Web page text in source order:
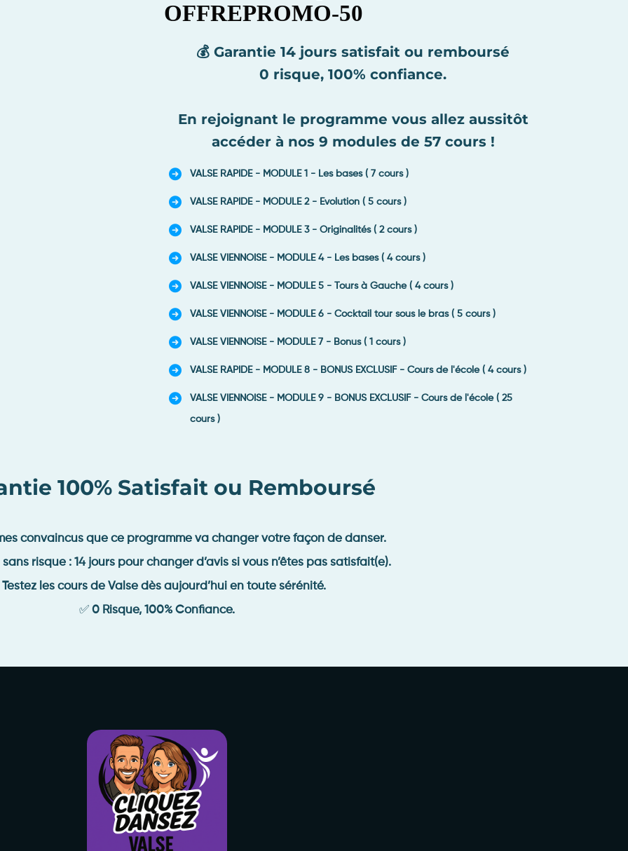
OFFREPROMO-50
💰Garantie 14 jours satisfait ou remboursé
0 risque, 100% confiance.
En rejoignant le programme vous allez aussitôt
accéder à nos 9 modules de 57 cours !
VALSE RAPIDE - MODULE 1 - Les bases ( 7 cours )
VALSE RAPIDE - MODULE 2 - Evolution ( 5 cours )
VALSE RAPIDE - MODULE 3 - Originalités ( 2 cours )
VALSE VIENNOISE - MODULE 4 - Les bases ( 4 cours )
VALSE VIENNOISE - MODULE 5 - Tours à Gauche ( 4 cours )
VALSE VIENNOISE - MODULE 6 - Cocktail tour sous le bras ( 5 cours )
VALSE VIENNOISE - MODULE 7 - Bonus ( 1 cours )
VALSE RAPIDE - MODULE 8 - BONUS EXCLUSIF - Cours de l'école ( 4 cours )
VALSE VIENNOISE - MODULE 9 - BONUS EXCLUSIF - Cours de l'école ( 25
cours )
100% Satisfait ou Remboursé
convaincus que ce programme va changer votre façon de danser.
risque : 14 jours pour changer d’avis si vous n’êtes pas satisfait(e).
Testez les cours de Valse dès aujourd’hui en toute sérénité.
✅ 0 Risque, 100% Confiance.